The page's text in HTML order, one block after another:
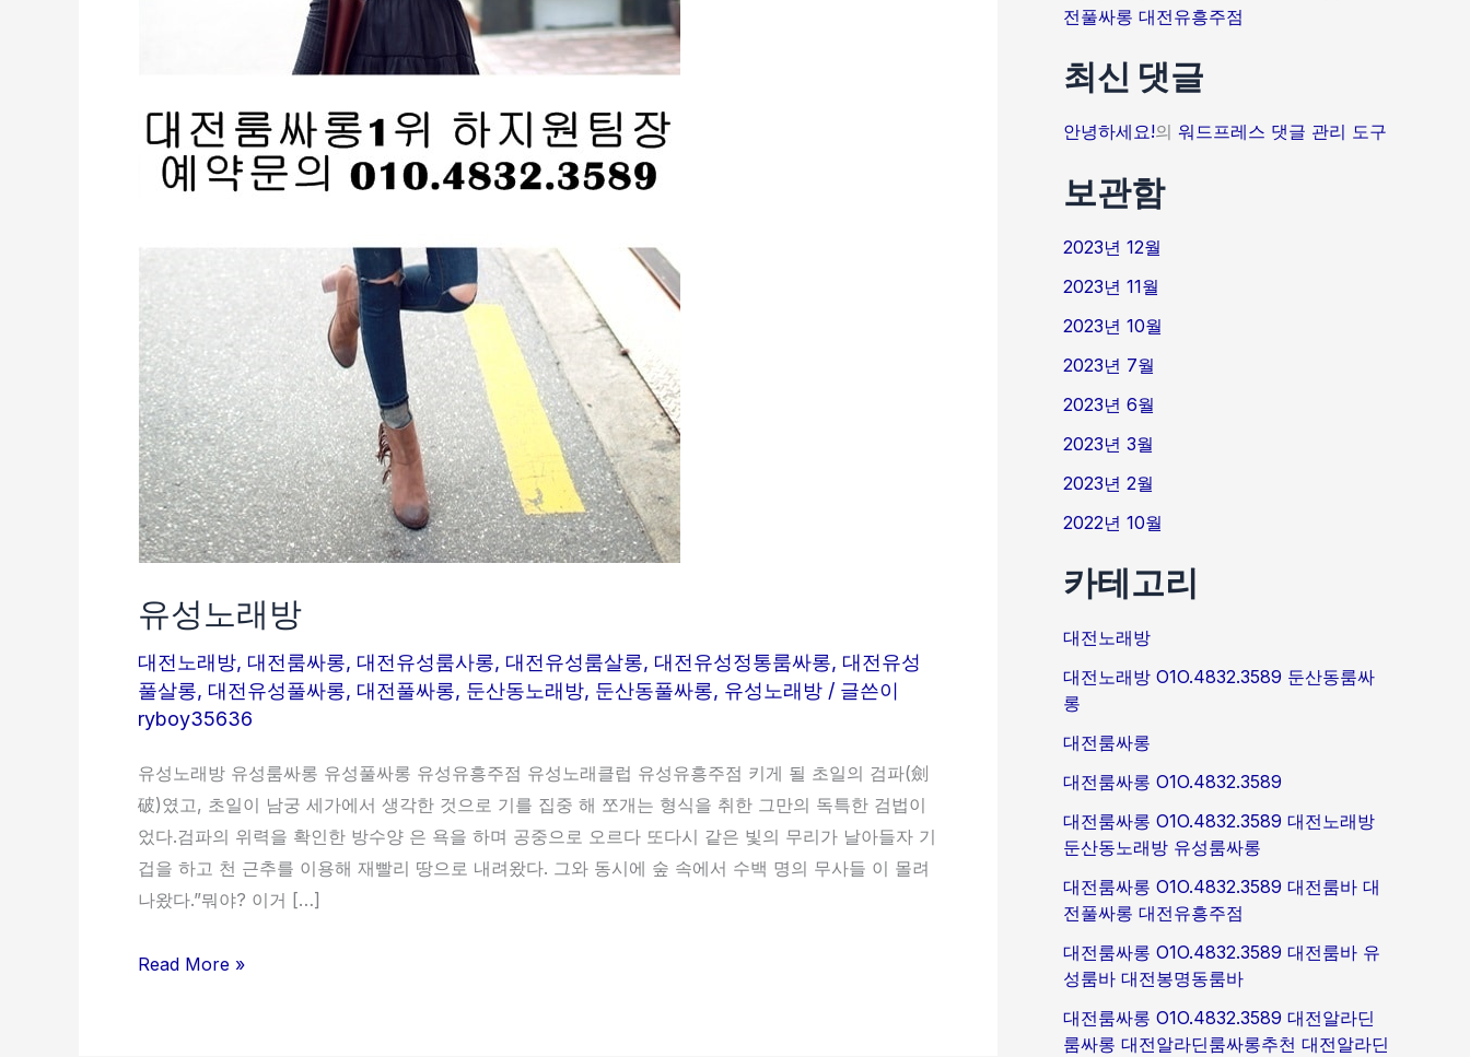
유성노래방
대전노래방, 대전룸싸롱, 대전유성룸사롱, 대전유성룸살롱, 대전유성정통룸싸롱, 대전유성
풀살롱, 대전유성풀싸롱, 대전풀싸롱, 둔산동노래방, 둔산동풀싸롱, 유성노래방 / 글쓴이
ryboy35636
유성노래방 유성룸싸롱 유성풀싸롱 유성유흥주점 유성노래클럽 유성유흥주점 키게 될 초일의 검파(劍
破)였고, 초일이 남궁 세가에서 생각한 것으로 기를 집중 해 쪼개는 형식을 취한 그만의 독특한 검법이
었다.검파의 위력을 확인한 방수양 은 욕을 하며 공중으로 오르다 또다시 같은 빛의 무리가 날아들자 기
겁을 하고 천 근추를 이용해 재빨리 땅으로 내려왔다. 그와 동시에 숲 속에서 수백 명의 무사들 이 몰려
나왔다.”뭐야? 이거 […]
Read More »
전풀싸롱 대전유흥주점
최신 댓글
안녕하세요!의 워드프레스 댓글 관리 도구
보관함
2023년 12월
2023년 11월
2023년 10월
2023년 7월
2023년 6월
2023년 3월
2023년 2월
2022년 10월
카테고리
대전노래방
대전노래방 O1O.4832.3589 둔산동룸싸
롱
대전룸싸롱
대전룸싸롱 O1O.4832.3589
대전룸싸롱 O1O.4832.3589 대전노래방
둔산동노래방 유성룸싸롱
대전룸싸롱 O1O.4832.3589 대전룸바 대
전풀싸롱 대전유흥주점
대전룸싸롱 O1O.4832.3589 대전룸바 유
성룸바 대전봉명동룸바
대전룸싸롱 O1O.4832.3589 대전알라딘
룸싸롱 대전알라딘룸싸롱추천 대전알라딘